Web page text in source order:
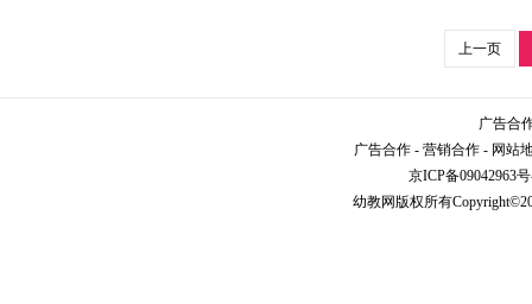
上一页
广告合
广告合作 - 营销合作 - 网站
京ICP备09042963
幼教网版权所有